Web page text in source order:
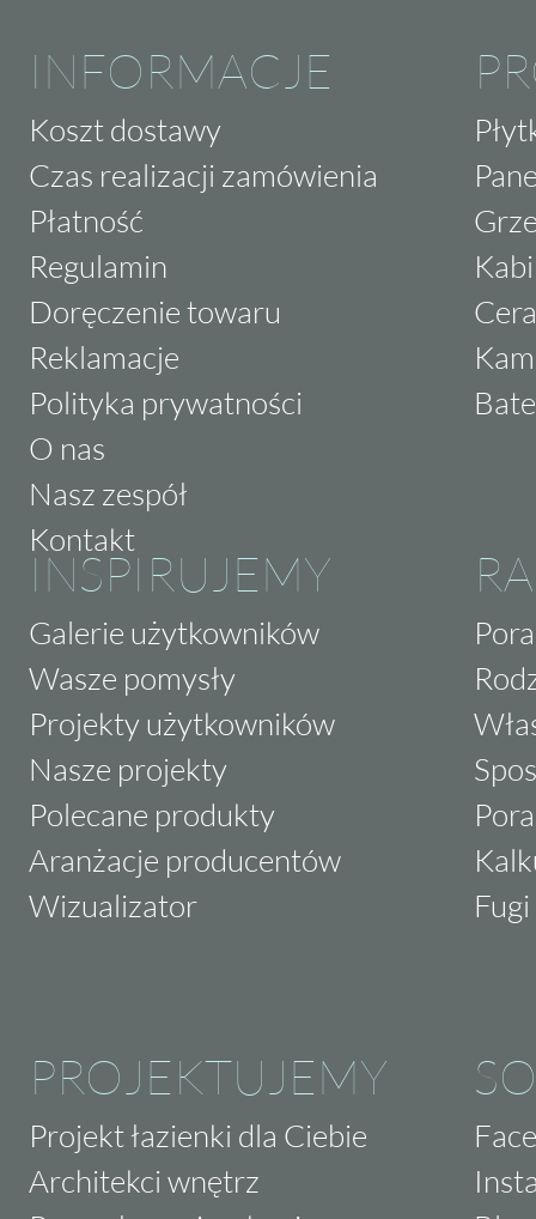
INFORMACJE
Koszt dostawy
Czas realizacji zamówienia
Płatność
Regulamin
Doręczenie towaru
Reklamacje
Polityka prywatności
O nas
Nasz zespół
Kontakt
INSPIRUJEMY
Galerie użytkowników
Wasze pomysły
Projekty użytkowników
Nasze projekty
Polecane produkty
Aranżacje producentów
Wizualizator
PROJEKTUJEMY
Projekt łazienki dla Ciebie
Architekci wnętrz